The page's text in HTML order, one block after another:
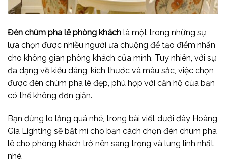
Đèn chùm pha lê phòng khách là một trong những sự
lựa chọn được nhiều người ưa chuộng để tạo điểm nhấn
cho không gian phòng khách của mình. Tuy nhiên, với sự
đa dạng về kiểu dáng, kích thước và màu sắc, việc chọn
được đèn chùm pha lê đẹp, phù hợp với căn hộ của bạn
có thể không đơn giản.
Bạn đừng lo lắng quá nhé, trong bài viết dưới đây Hoàng
Gia Lighting sẽ bật mí cho bạn cách chọn đèn chùm pha
lê cho phòng khách trở nên sang trọng và lung linh nhất
nhé.